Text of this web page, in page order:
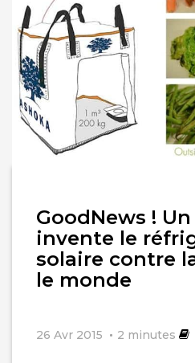
GoodNews !
invente le
solaire contre
le monde
26 Avr 2015 2 minutes
l'article